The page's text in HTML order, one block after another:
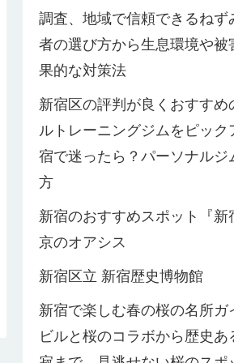
調査、地域で信頼できるねず
者の選び方から生息環境や被
果的な対策法
新宿区の評判が良くおすすめ
ルトレーニングジムをピック
宿で迷ったら？パーソナルジ
方
新宿のおすすめスポット『新
京のオアシス
新宿区立 新宿歴史博物館
新宿で楽しむ春の桜の名所ガ
ビルと桜のコラボから歴史あ